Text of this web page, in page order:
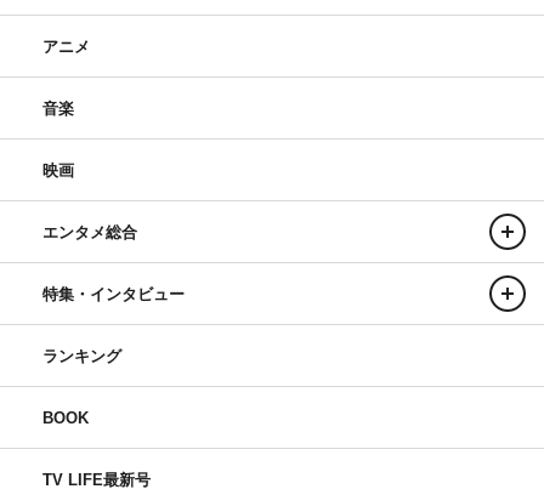
アニメ
音楽
映画
エンタメ総合
特集・インタビュー
ランキング
BOOK
TV LIFE最新号